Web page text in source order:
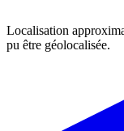
Localisation
pu être géolocalisée.